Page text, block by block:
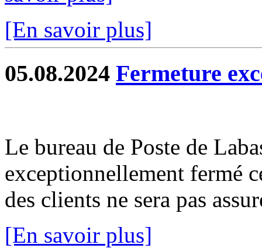
[En savoir plus]
05.08.2024 Fermeture
Le bureau de Poste de
exceptionnellement fermé
des clients ne sera pas
[En savoir plus]